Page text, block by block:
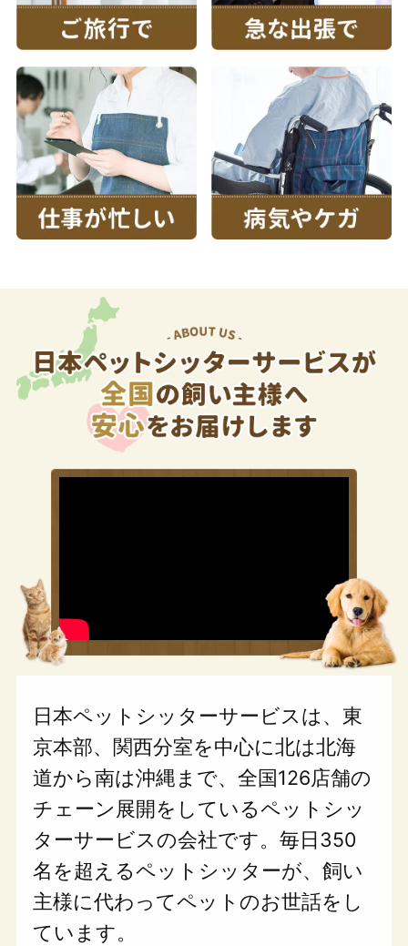
日本ペットシッターサービスは、東
京本部、関西分室を中心に北は北海
道から南は沖縄まで、全国126店舗の
チェーン展開をしているペットシッ
ターサービスの会社です。毎日350
名を超えるペットシッターが、飼い
主様に代わってペットのお世話をし
ています。